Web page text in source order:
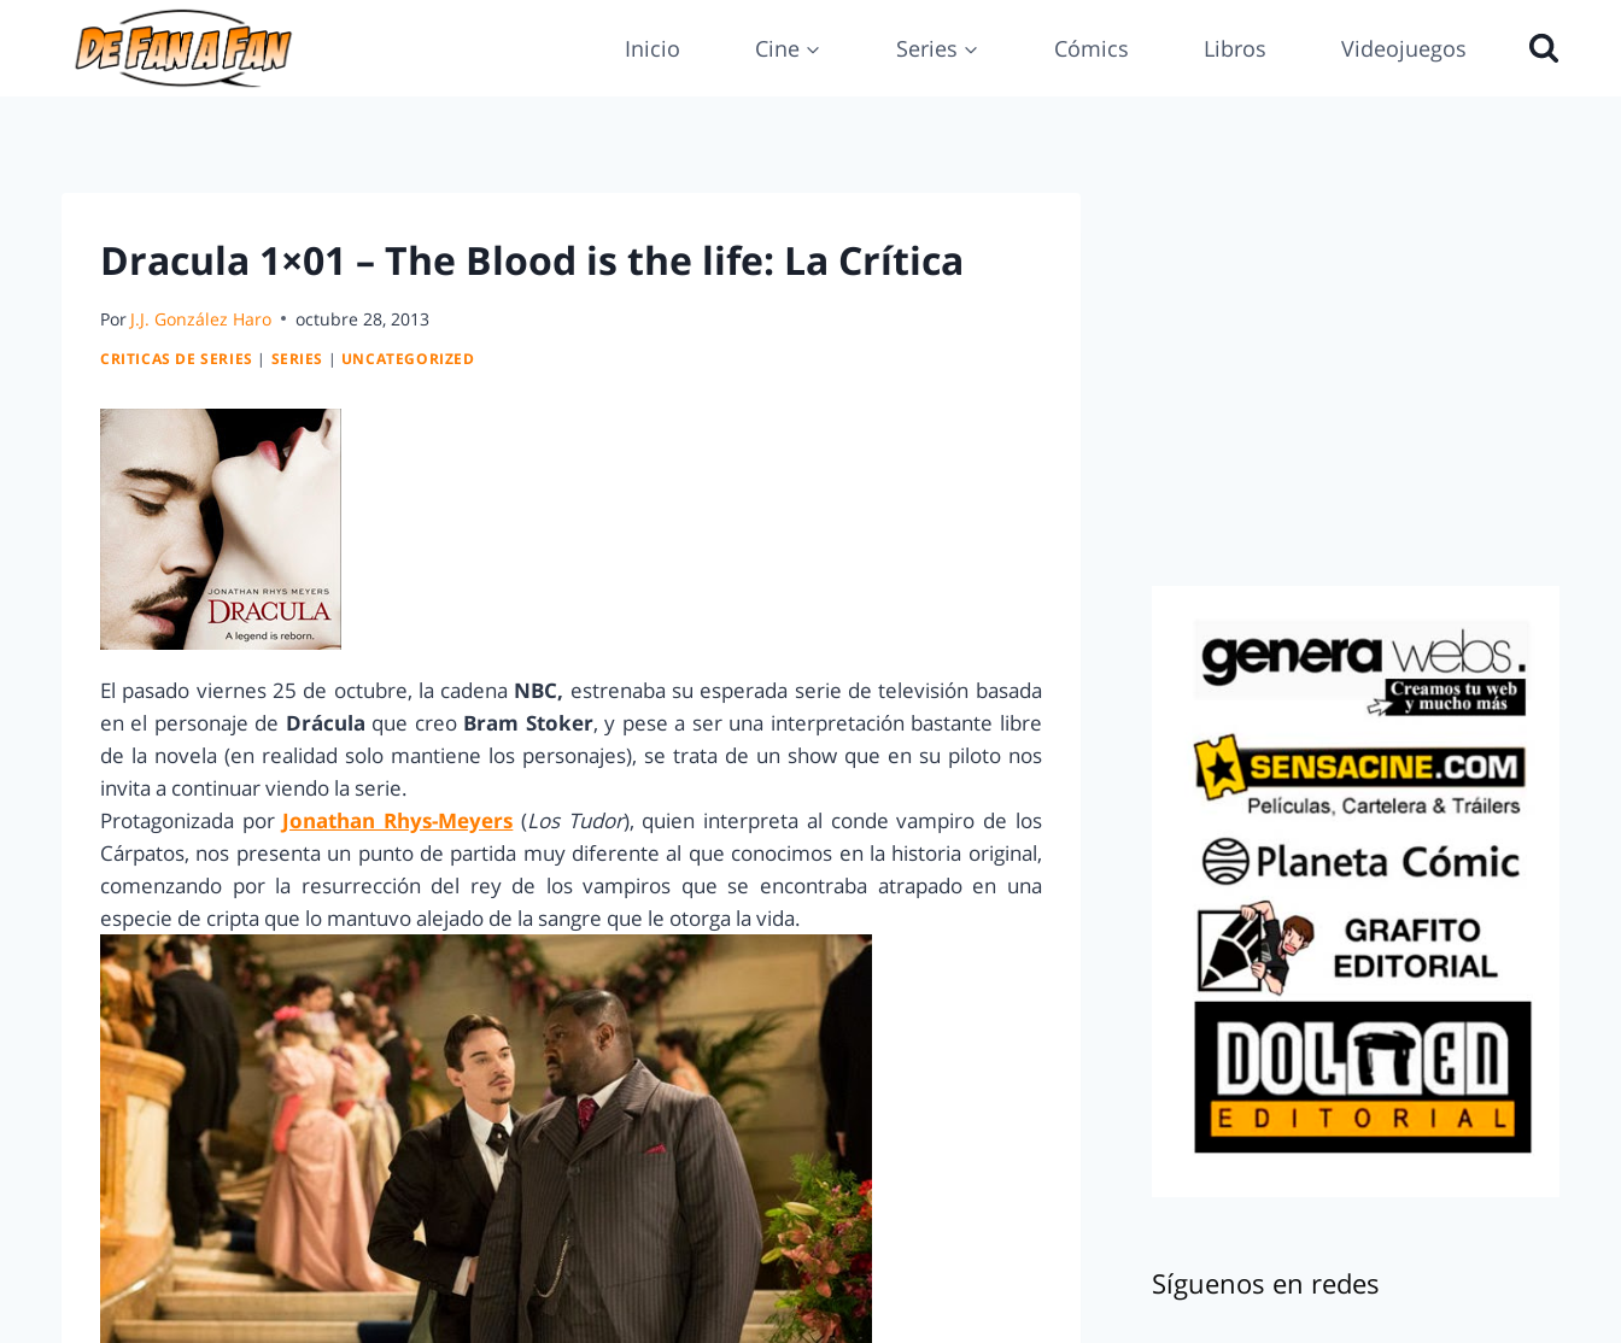
Inicio Cine Series Cómics Libros Videojuegos
Dracula 1×01 – The Blood is the life: La Crítica
Por J.J. González Haro octubre 28, 2013
CRITICAS DE SERIES | SERIES | UNCATEGORIZED
El pasado viernes 25 de octubre, la cadena NBC, estrenaba su esperada serie de televisión basada
en el personaje de Drácula que creo Bram Stoker, y pese a ser una interpretación bastante libre
de la novela (en realidad solo mantiene los personajes), se trata de un show que en su piloto nos
invita a continuar viendo la serie.
Protagonizada por Jonathan Rhys-Meyers (Los Tudor), quien interpreta al conde vampiro de los
Cárpatos, nos presenta un punto de partida muy diferente al que conocimos en la historia original,
comenzando por la resurrección del rey de los vampiros que se encontraba atrapado en una
especie de cripta que lo mantuvo alejado de la sangre que le otorga la vida.
Síguenos en redes